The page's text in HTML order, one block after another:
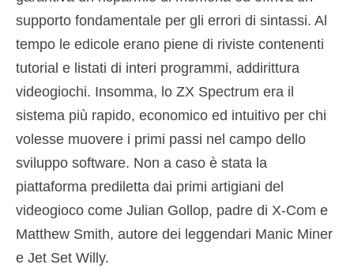
supporto fondamentale per gli errori di sintassi. Al
tempo le edicole erano piene di riviste contenenti
tutorial e listati di interi programmi, addirittura
videogiochi. Insomma, lo ZX Spectrum era il
sistema più rapido, economico ed intuitivo per chi
volesse muovere i primi passi nel campo dello
sviluppo software. Non a caso è stata la
piattaforma prediletta dai primi artigiani del
videogioco come Julian Gollop, padre di X-Com e
Matthew Smith, autore dei leggendari Manic Miner
e Jet Set Willy.